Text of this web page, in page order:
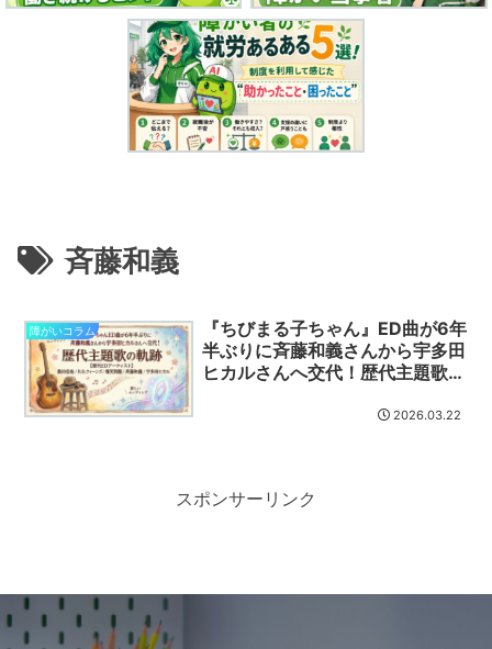
斉藤和義
障がいコラム
『ちびまる子ちゃん』ED曲が6年
半ぶりに斉藤和義さんから宇多田
ヒカルさんへ交代！歴代主題歌の
2026.03.22
スポンサーリンク